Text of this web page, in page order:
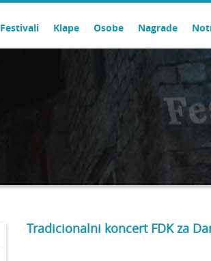
Festivali Klape Osobe Nagrade
Tradicionalni koncert FDK za